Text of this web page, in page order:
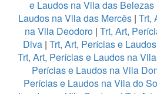
e Laudos na Vila das Belezas
Laudos na Vila das Mercês| Trt,
na Vila Deodoro | Trt, Art,
Diva | Trt, Art, Perícias e
Trt, Art, Perícias e Laudos na
Perícias e Laudos na Vila
Perícias e Laudos na Vila do